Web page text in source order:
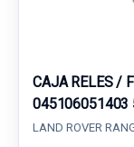
CAJA RELES /
045106051403
LAND ROVER